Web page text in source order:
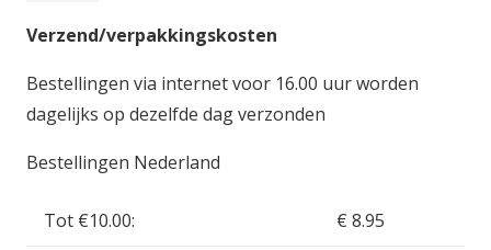
Laadkabel
Tamiya
Stekker
YU610011
Verzend/verpakkingskosten
Bestellingen via internet voor 16.00 uur worden
dagelijks op dezelfde dag verzonden
Bestellingen Nederland
Tot €10.00: € 8.95